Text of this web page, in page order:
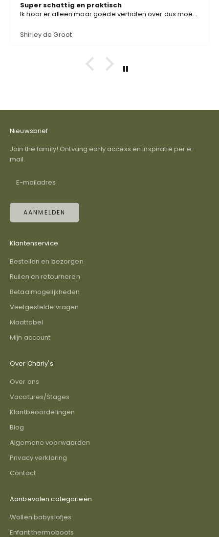
Super schattig en praktisch
Ik hoor er alleen maar goede verhalen over dus moest
functioneel.
Shirley de Groot
Nieuwsbrief
Join the family! Ontvang early access en inspiratie per e-
mail.
AANMELDEN
Klantenservice
Bestellen en bezorgen
Ruilen en retourneren
Betaalmogelijkheden
Veelgestelde vragen
Maattabel
Mijn account
Over Charly's
Over ons
Vacatures/Stages
Klantbeoordelingen
Blog
Algemene voorwaarden
Privacy verklaring
Contact
Aanbevolen categorieën
Wollen babyslofjes
Enfant thermoboots